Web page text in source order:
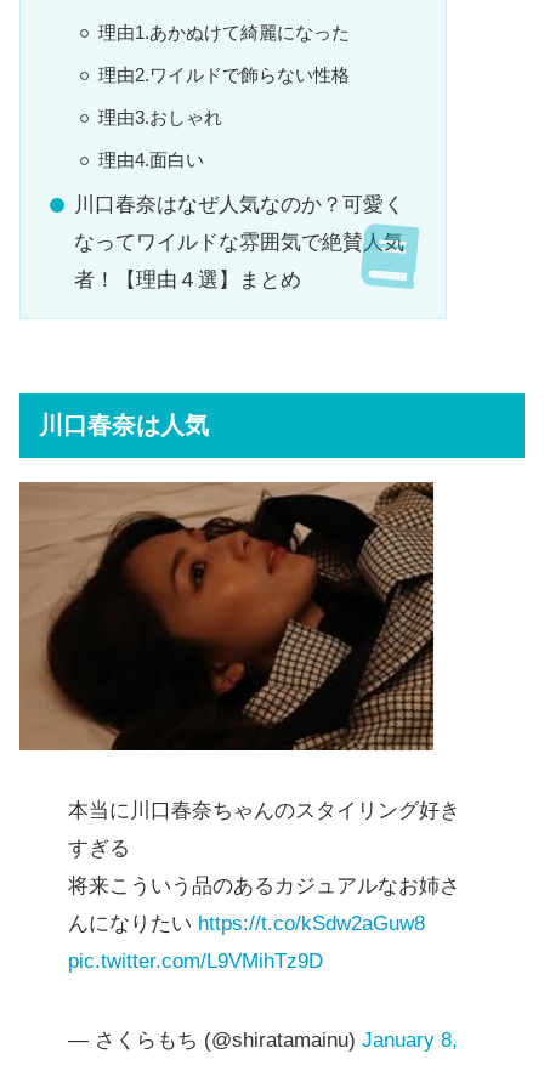
理由1.あかぬけて綺麗になった
理由2.ワイルドで飾らない性格
理由3.おしゃれ
理由4.面白い
川口春奈はなぜ人気なのか？可愛く
なってワイルドな雰囲気で絶賛人気
者！【理由４選】まとめ
川口春奈は人気
本当に川口春奈ちゃんのスタイリング好き
すぎる
将来こういう品のあるカジュアルなお姉さ
んになりたい https://t.co/kSdw2aGuw8
pic.twitter.com/L9VMihTz9D
— さくらもち (@shiratamainu) January 8,